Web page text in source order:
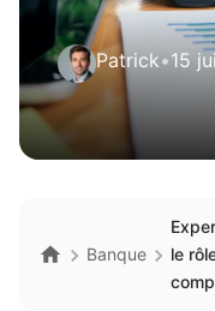
Patrick•15
Banque
le